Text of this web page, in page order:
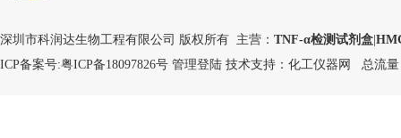
深圳市科润达生物工程有限公司 版权所有 主营： TNF-α检测试剂盒
ICP备案号:粤ICP备18097826号 管理登陆 技术支持： 化工仪器网 总流量